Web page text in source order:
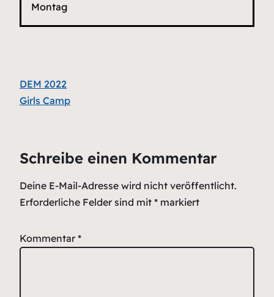
Montag
DEM 2022
Girls Camp
Schreibe einen Kommentar
Deine E-Mail-Adresse wird nicht veröffentlicht.
Erforderliche Felder sind mit * markiert
Kommentar *